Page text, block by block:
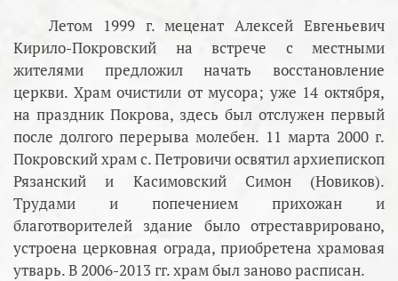
Летом 1999 г. меценат Алексей Евгеньевич
Кирило-Покровский на встрече с местными
жителями предложил начать восстановление
церкви. Храм очистили от мусора; уже 14 октября,
на праздник Покрова, здесь был отслужен первый
после долгого перерыва молебен. 11 марта 2000 г.
Покровский храм с. Петровичи освятил архиепископ
Рязанский и Касимовский Симон (Новиков).
Трудами и попечением прихожан и
благотворителей здание было отреставрировано,
устроена церковная ограда, приобретена храмовая
утварь. В 2006-2013 гг. храм был заново расписан.